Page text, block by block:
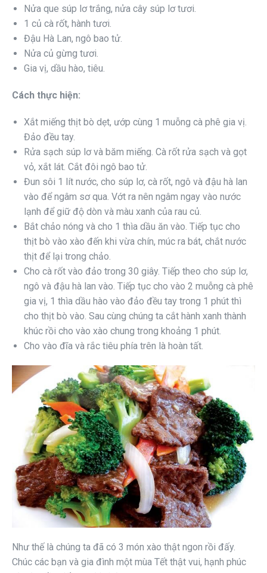
Nửa que súp lơ trắng, nửa cây súp lơ tươi.
1 củ cà rốt, hành tươi.
Đậu Hà Lan, ngô bao tử.
Nửa củ gừng tươi.
Gia vị, dầu hào, tiêu.
Cách thực hiện:
Xắt miếng thịt bò dẹt, ướp cùng 1 muỗng cà phê gia vị.
Đảo đều tay.
Rửa sạch súp lơ và băm miếng. Cà rốt rửa sạch và gọt
vỏ, xắt lát. Cắt đôi ngô bao tử.
Đun sôi 1 lít nước, cho súp lơ, cà rốt, ngô và đậu hà lan
vào để ngâm sơ qua. Vớt ra nên ngâm ngay vào nước
lạnh để giữ độ dòn và màu xanh của rau củ.
Bắt chảo nóng và cho 1 thìa dầu ăn vào. Tiếp tục cho
thịt bò vào xào đến khi vừa chín, múc ra bát, chắt nước
thịt để lại trong chảo.
Cho cà rốt vào đảo trong 30 giây. Tiếp theo cho súp lơ,
ngô và đậu hà lan vào. Tiếp tục cho vào 2 muỗng cà phê
gia vị, 1 thìa dầu hào vào đảo đều tay trong 1 phút thì
cho thịt bò vào. Sau cùng chúng ta cắt hành xanh thành
khúc rồi cho vào xào chung trong khoảng 1 phút.
Cho vào đĩa và rắc tiêu phía trên là hoàn tất.
Như thế là chúng ta đã có 3 món xào thật ngon rồi đấy.
Chúc các bạn và gia đình một mùa Tết thật vui, hạnh phúc